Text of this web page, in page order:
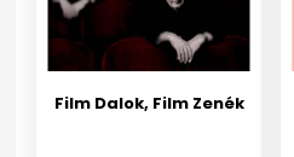
Film Dalok, Film Zenék